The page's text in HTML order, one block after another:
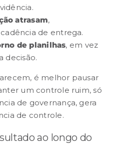
atrasam,
de entrega.
de planilhas, em vez
decisão.
é melhor pausar
um controle ruim, só
de governança, gera
de controle.
ao longo do